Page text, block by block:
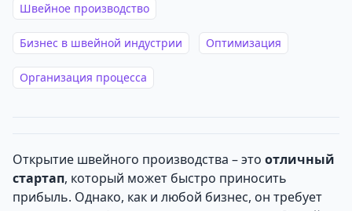
Швейное производство
Бизнес в швейной индустрии Оптимизация
Организация процесса
Открытие швейного производства – это отличный
стартап, который может быстро приносить
прибыль. Однако, как и любой бизнес, он требует